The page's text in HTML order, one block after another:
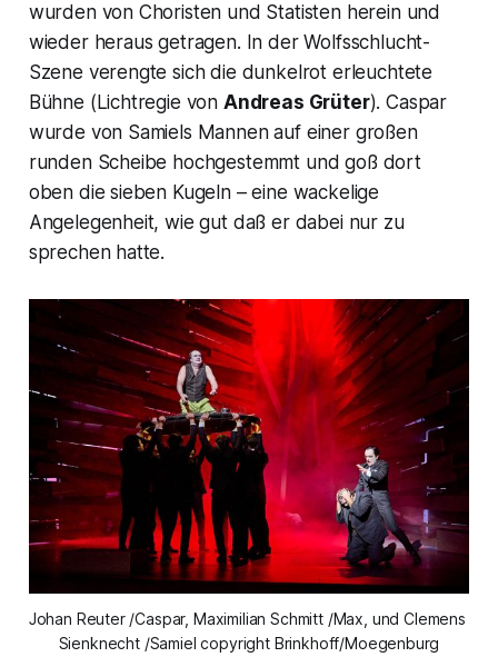
wurden von Choristen und Statisten herein und
wieder heraus getragen. In der Wolfsschlucht-
Szene verengte sich die dunkelrot erleuchtete
Bühne (Lichtregie von Andreas Grüter). Caspar
wurde von Samiels Mannen auf einer großen
runden Scheibe hochgestemmt und goß dort
oben die sieben Kugeln – eine wackelige
Angelegenheit, wie gut daß er dabei nur zu
sprechen hatte.
Johan Reuter /Caspar, Maximilian Schmitt /Max, und Clemens
Sienknecht /Samiel copyright Brinkhoff/Moegenburg